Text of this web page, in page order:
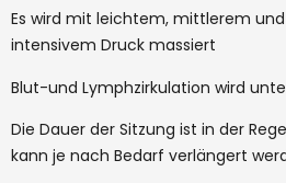
Es wird mit leichtem, mittlerem
intensivem Druck massiert
Blut-und Lymphzirkulation wird
Die Dauer der Sitzung ist in der
kann je nach Bedarf verlängert